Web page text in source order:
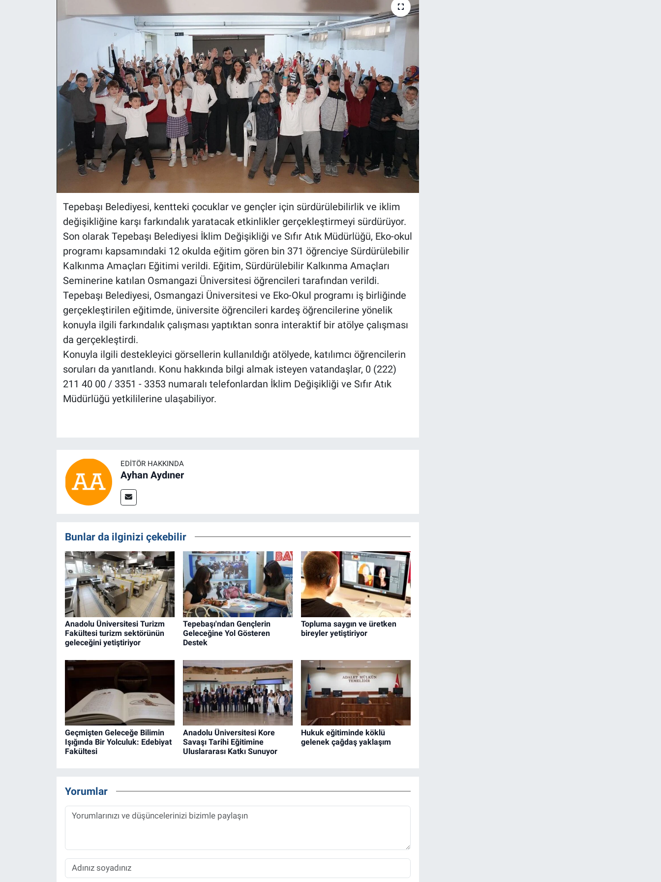
Tepebaşı Belediyesi, kentteki çocuklar ve gençler için sürdürülebilirlik ve iklim
değişikliğine karşı farkındalık yaratacak etkinlikler gerçekleştirmeyi sürdürüyor.
Son olarak Tepebaşı Belediyesi İklim Değişikliği ve Sıfır Atık Müdürlüğü, Eko-okul
programı kapsamındaki 12 okulda eğitim gören bin 371 öğrenciye Sürdürülebilir
Kalkınma Amaçları Eğitimi verildi. Eğitim, Sürdürülebilir Kalkınma Amaçları
Seminerine katılan Osmangazi Üniversitesi öğrencileri tarafından verildi.
Tepebaşı Belediyesi, Osmangazi Üniversitesi ve Eko-Okul programı iş birliğinde
gerçekleştirilen eğitimde, üniversite öğrencileri kardeş öğrencilerine yönelik
konuyla ilgili farkındalık çalışması yaptıktan sonra interaktif bir atölye çalışması
da gerçekleştirdi.
Konuyla ilgili destekleyici görsellerin kullanıldığı atölyede, katılımcı öğrencilerin
soruları da yanıtlandı. Konu hakkında bilgi almak isteyen vatandaşlar, 0 (222)
211 40 00 / 3351 - 3353 numaralı telefonlardan İklim Değişikliği ve Sıfır Atık
Müdürlüğü yetkililerine ulaşabiliyor.
EDITÖR HAKKINDA
Ayhan Aydıner
Bunlar da ilginizi çekebilir
Anadolu Üniversitesi Turizm
Fakültesi turizm sektörünün
geleceğini yetiştiriyor
Tepebaşı'ndan Gençlerin
Geleceğine Yol Gösteren
Destek
Topluma saygın ve üretken
bireyler yetiştiriyor
Geçmişten Geleceğe Bilimin
Işığında Bir Yolculuk: Edebiyat
Fakültesi
Anadolu Üniversitesi Kore
Savaşı Tarihi Eğitimine
Uluslararası Katkı Sunuyor
Hukuk eğitiminde köklü
gelenek çağdaş yaklaşım
Yorumlar